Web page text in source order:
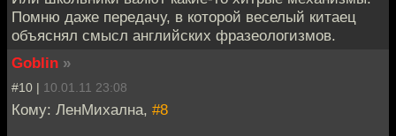
Помню даже передачу, в которой веселый китаец
объяснял смысл английских фразеологизмов.
Goblin »
#10 | 10.01.11 23:08
Кому: ЛенМихална, #8